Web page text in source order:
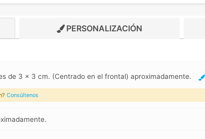
PERSONALIZACIÓN
de 3 x 3 cm. (Centrado en el frontal) aproximadamente.
Consúltenos